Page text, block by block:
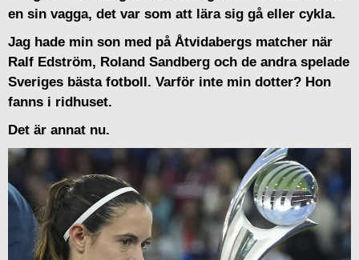
en sin vagga, det var som att lära sig gå eller cykla.
Jag hade min son med på Åtvidabergs matcher när
Ralf Edström, Roland Sandberg och de andra spelade
Sveriges bästa fotboll. Varför inte min dotter? Hon
fanns i ridhuset.
Det är annat nu.